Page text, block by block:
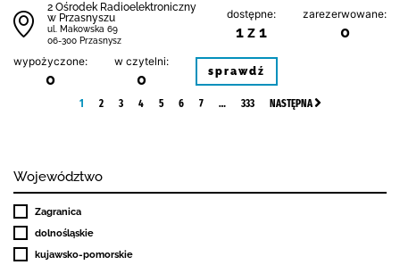
2 Ośrodek Radioelektroniczny
w Przasnyszu
ul. Makowska 69
06-300 Przasnysz
dostępne:
1 z 1
zarezerwowane:
0
wypożyczone:
0
w czytelni:
0 sprawdź
1 2 3 4 5 6 7 … 333 NASTĘPNA
Województwo
Zagranica
dolnośląskie
kujawsko-pomorskie